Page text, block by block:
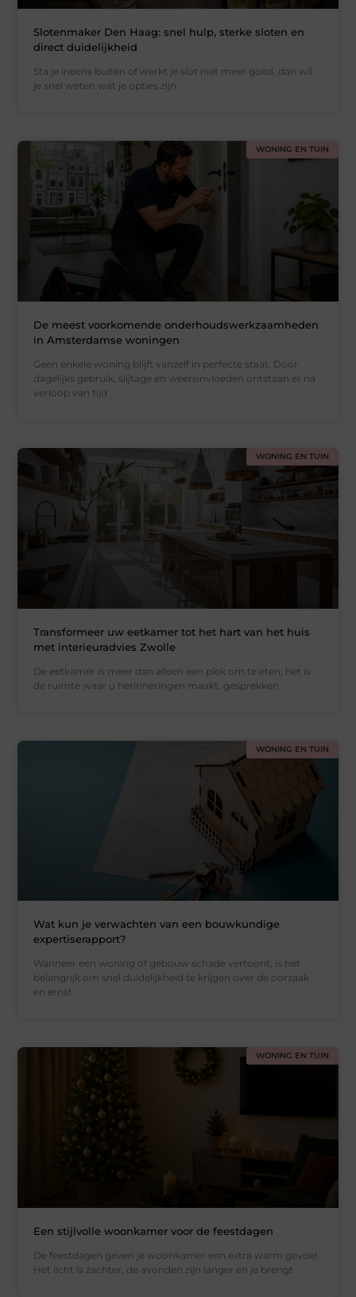
Slotenmaker Den Haag: snel hulp, sterke sloten en
direct duidelijkheid
Sta je ineens buiten of werkt je slot niet meer goed, dan wil
je snel weten wat je opties zijn.
WONING EN TUIN
De meest voorkomende onderhoudswerkzaamheden
in Amsterdamse woningen
Geen enkele woning blijft vanzelf in perfecte staat. Door
dagelijks gebruik, slijtage en weersinvloeden ontstaan er na
verloop van tijd
WONING EN TUIN
Transformeer uw eetkamer tot het hart van het huis
met interieuradvies Zwolle
De eetkamer is meer dan alleen een plek om te eten; het is
de ruimte waar u herinneringen maakt, gesprekken
WONING EN TUIN
Wat kun je verwachten van een bouwkundige
expertiserapport?
Wanneer een woning of gebouw schade vertoont, is het
belangrijk om snel duidelijkheid te krijgen over de oorzaak
en ernst
WONING EN TUIN
Een stijlvolle woonkamer voor de feestdagen
De feestdagen geven je woonkamer een extra warm gevoel.
Het licht is zachter, de avonden zijn langer en je brengt